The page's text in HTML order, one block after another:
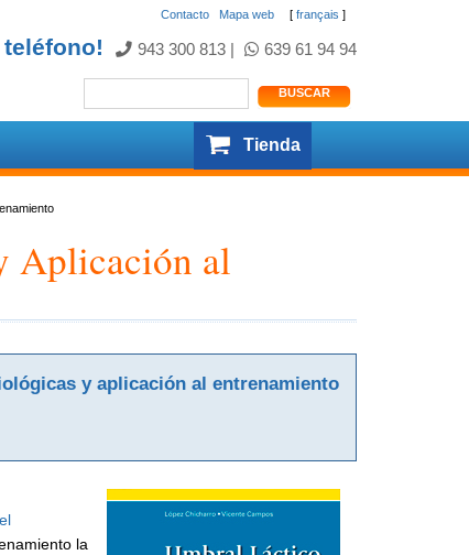
[ français ]
Contacto Mapa web
teléfono! 943 300 813 639 61 94 94
Tienda
Aplicación al
y aplicación al entrenamiento
la